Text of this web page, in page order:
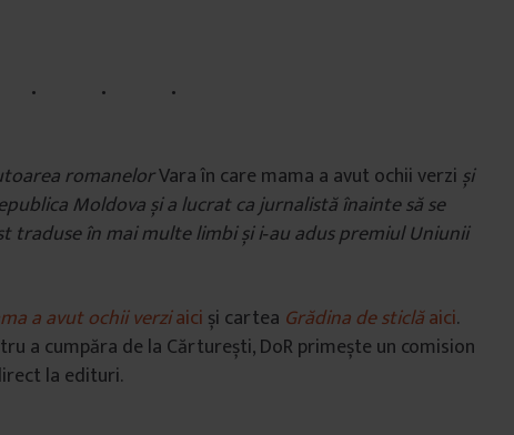
romanelorVara în care mama a avut ochii verzi și
Moldova și a lucrat ca jurnalistă înainte să se
traduse în mai multe limbi și i‐au adus premiul Uniunii
a avut ochii verziaici și cartea Grădina de sticlăaici.
a cumpăra de la Cărturești, DoR primește un comision
la edituri.